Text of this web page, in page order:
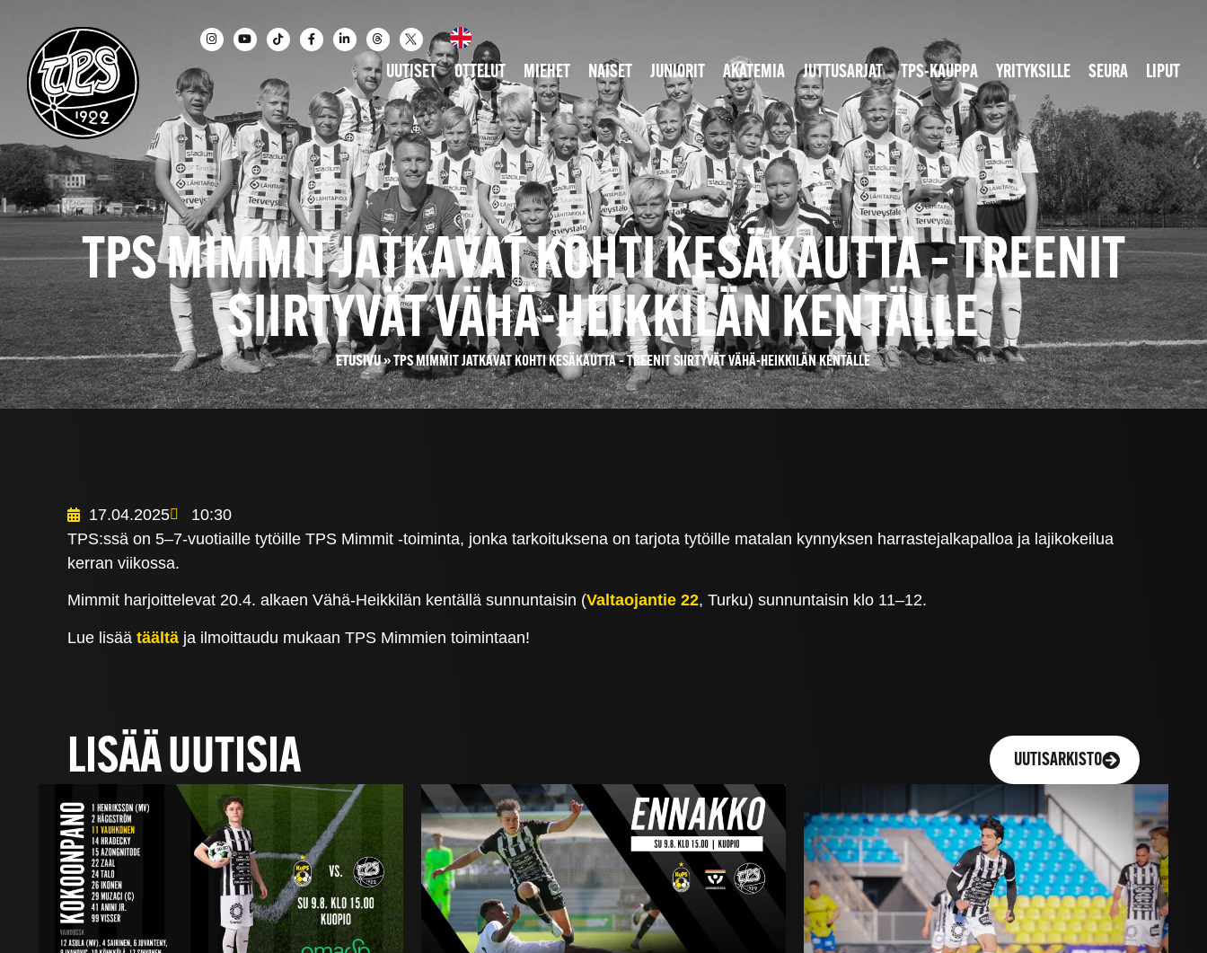
UUTISET OTTELUT MIEHET NAISET JUNIORIT AKATEMIA JUTTUSARJAT TPS-KAUPPA YRITYKSILLE SEURA LIPUT
TPS MIMMIT JATKAVAT KOHTI KESÄKAUTTA – TREENIT
SIIRTYVÄT VÄHÄ-HEIKKILÄN KENTÄLLE
ETUSIVU»TPS MIMMIT JATKAVAT KOHTI KESÄKAUTTA – TREENIT SIIRTYVÄT VÄHÄ-HEIKKILÄN KENTÄLLE
17.04.2025
10:30
TPS:ssä on 5–7-vuotiaille tytöille TPS Mimmit -toiminta, jonka tarkoituksena on tarjota tytöille matalan kynnyksen harrastejalkapalloa ja lajikokeilua
kerran viikossa.
Mimmit harjoittelevat 20.4. alkaen Vähä-Heikkilän kentällä sunnuntaisin (Valtaojantie 22, Turku) sunnuntaisin klo 11–12.
Lue lisäätäältä ja ilmoittaudu mukaan TPS Mimmien toimintaan!
LISÄÄ UUTISIA UUTISARKISTO